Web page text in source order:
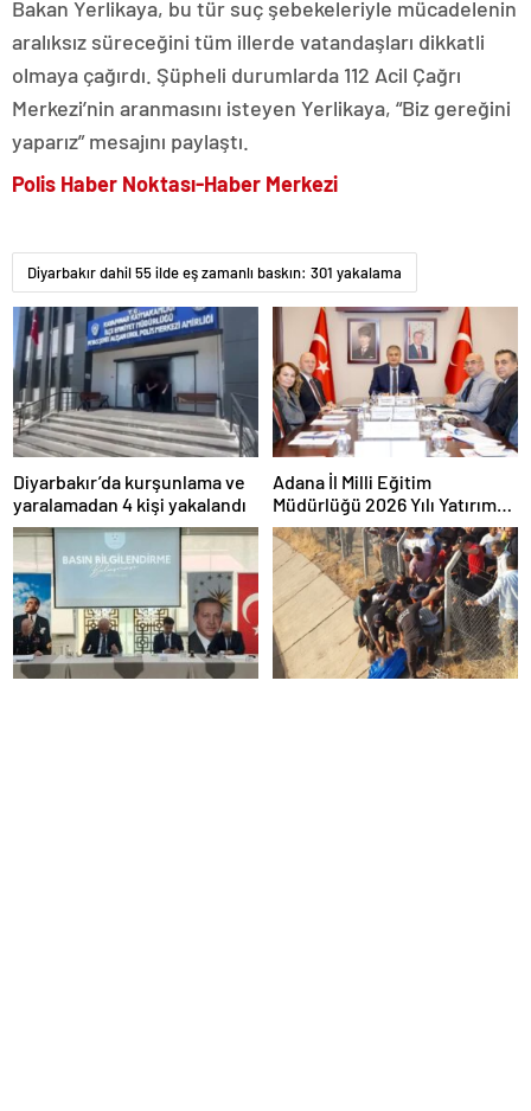
Bakan Yerlikaya, bu tür suç şebekeleriyle mücadelenin
aralıksız süreceğini tüm illerde vatandaşları dikkatli
olmaya çağırdı. Şüpheli durumlarda 112 Acil Çağrı
Merkezi’nin aranmasını isteyen Yerlikaya, “Biz gereğini
yaparız” mesajını paylaştı.
Polis Haber Noktası-Haber Merkezi
Diyarbakır dahil 55 ilde eş zamanlı baskın: 301 yakalama
Diyarbakır’da kurşunlama ve
yaralamadan 4 kişi yakalandı
Adana İl Milli Eğitim
Müdürlüğü 2026 Yılı Yatırım
Programı değerlendirildi